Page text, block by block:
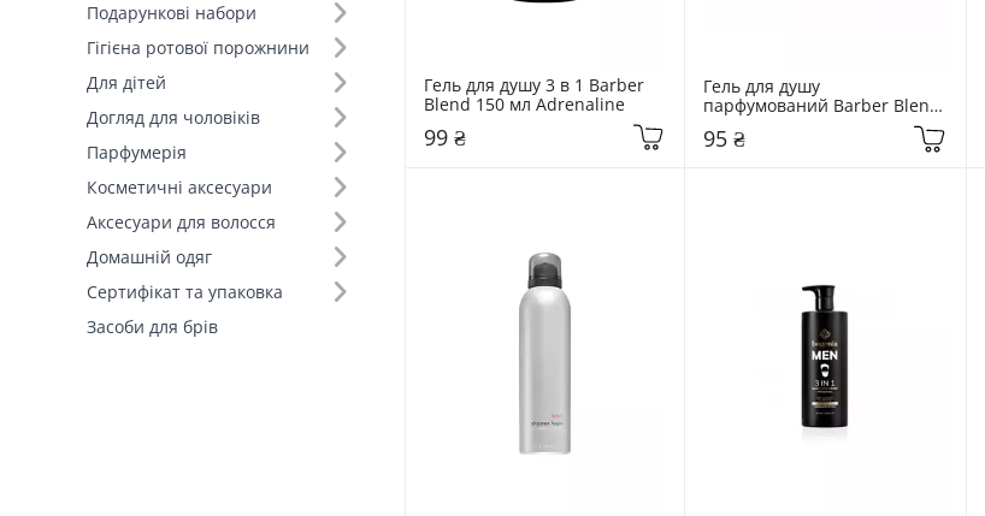
Подарункові набори
Гігієна ротової порожнини
Для дітей
Догляд для чоловіків
Парфумерія
Косметичні аксесуари
Аксесуари для волосся
Домашній одяг
Сертифікат та упаковка
Засоби для брів
Гель для душу 3 в 1 Barber
Blend 150 мл Adrenaline
99 ₴
Гель для душу
парфумований Barber Blend
95 ₴